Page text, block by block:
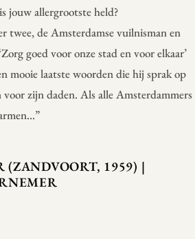
jouw allergrootste held?
twee, de Amsterdamse vuilnisman en
goed voor onze stad en voor elkaar’
mooie laatste woorden die hij sprak op
voor zijn daden. Als alle Amsterdammers
(ZANDVOORT, 1959) |